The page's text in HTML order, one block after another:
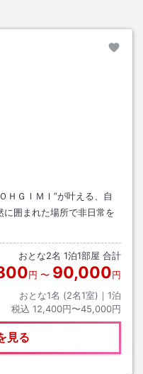
ＨＧＩＭＩ”が叶える、自
囲まれた場所で非日常を
おとな2名 1泊1部屋 合計
円 〜 90,000円
おとな1名 (2名1室)｜ 1泊
税込 12,400円〜45,000円
見る